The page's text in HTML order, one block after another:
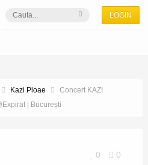
LOGIN
Kazi Ploae
Concert KAZI
| București
0 0